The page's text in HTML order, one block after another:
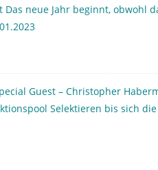
Das neue Jahr beginnt, obwohl
Guest – Christopher
Selektieren bis sich